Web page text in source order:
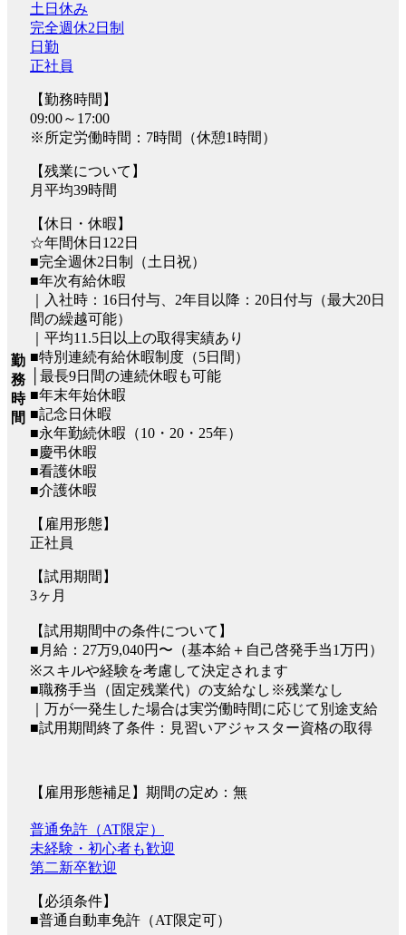
勤
務
時
間
土日休み
完全週休2日制
日勤
正社員
【勤務時間】
09:00～17:00
※所定労働時間：7時間（休憩1時間）
【残業について】
月平均39時間
【休日・休暇】
☆年間休日122日
■完全週休2日制（土日祝）
■年次有給休暇
｜入社時：16日付与、2年⽬以降：20⽇付与（最⼤20⽇
間の繰越可能）
｜平均11.5日以上の取得実績あり
■特別連続有給休暇制度（5日間）
│最長9日間の連続休暇も可能
■年末年始休暇
■記念日休暇
■永年勤続休暇（10・20・25年）
■慶弔休暇
■看護休暇
■介護休暇
【雇用形態】
正社員
【試用期間】
3ヶ月
【試用期間中の条件について】
■月給：27万9,040円〜（基本給＋自己啓発手当1万円）
※スキルや経験を考慮して決定されます
■職務手当（固定残業代）の支給なし※残業なし
｜万が一発生した場合は実労働時間に応じて別途支給
■試用期間終了条件：見習いアジャスター資格の取得
【雇用形態補足】期間の定め：無
普通免許（AT限定）
未経験・初心者も歓迎
第二新卒歓迎
【必須条件】
■普通自動車免許（AT限定可）